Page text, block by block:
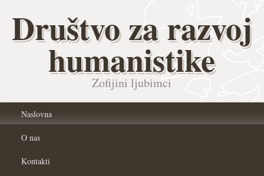
Društvo za razvoj
humanistike
Zofijini ljubimci
Naslovna
O nas
Kontakti